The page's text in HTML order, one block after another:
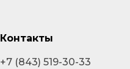
Контакты
+7 (843) 519-30-33